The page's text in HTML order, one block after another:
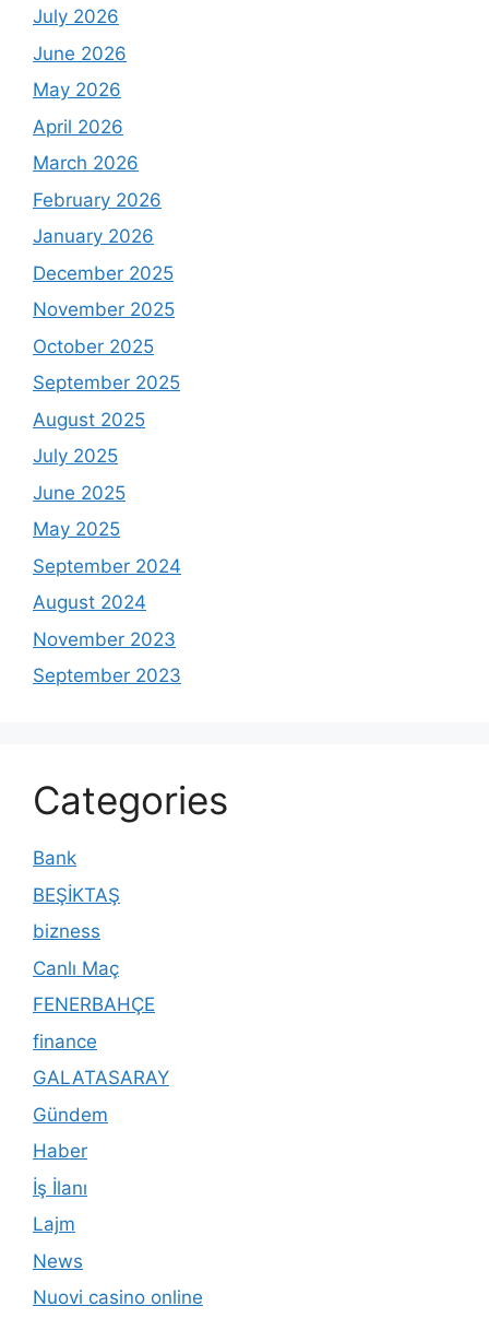
July 2026
June 2026
May 2026
April 2026
March 2026
February 2026
January 2026
December 2025
November 2025
October 2025
September 2025
August 2025
July 2025
June 2025
May 2025
September 2024
August 2024
November 2023
September 2023
Categories
Bank
BEŞİKTAŞ
bizness
Canlı Maç
FENERBAHÇE
finance
GALATASARAY
Gündem
Haber
İş İlanı
Lajm
News
Nuovi casino online